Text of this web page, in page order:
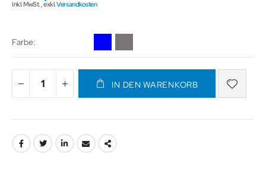
Inkl. MwSt.,exkl.Versandkosten
Farbe
IN DEN WARENKORB